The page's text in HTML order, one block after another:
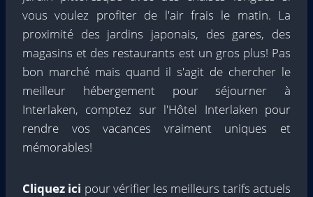
vous voulez profiter de l'air frais le matin. La
proximité des jardins japonais, des gares, des
magasins et des restaurants est un gros plus! Pas
bon marché mais quand il s'agit de chercher le
meilleur hébergement pour séjourner à
Interlaken, comptez sur l'Hôtel Interlaken pour
rendre vos vacances vraiment uniques et
mémorables!
Cliquez ici pour vérifier les meilleurs tarifs actuels